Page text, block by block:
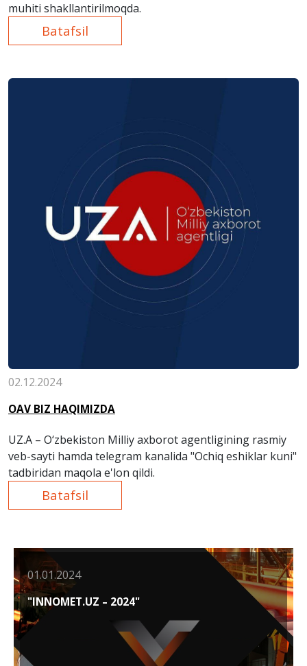
muhiti shakllantirilmoqda.
Batafsil
02.12.2024
OAV BIZ HAQIMIZDA
UZ.A – O‘zbekiston Milliy axborot agentligining rasmiy
veb-sayti hamda telegram kanalida "Ochiq eshiklar kuni"
tadbiridan maqola e'lon qildi.
Batafsil
01.01.2024
"INNOMET.UZ – 2024"